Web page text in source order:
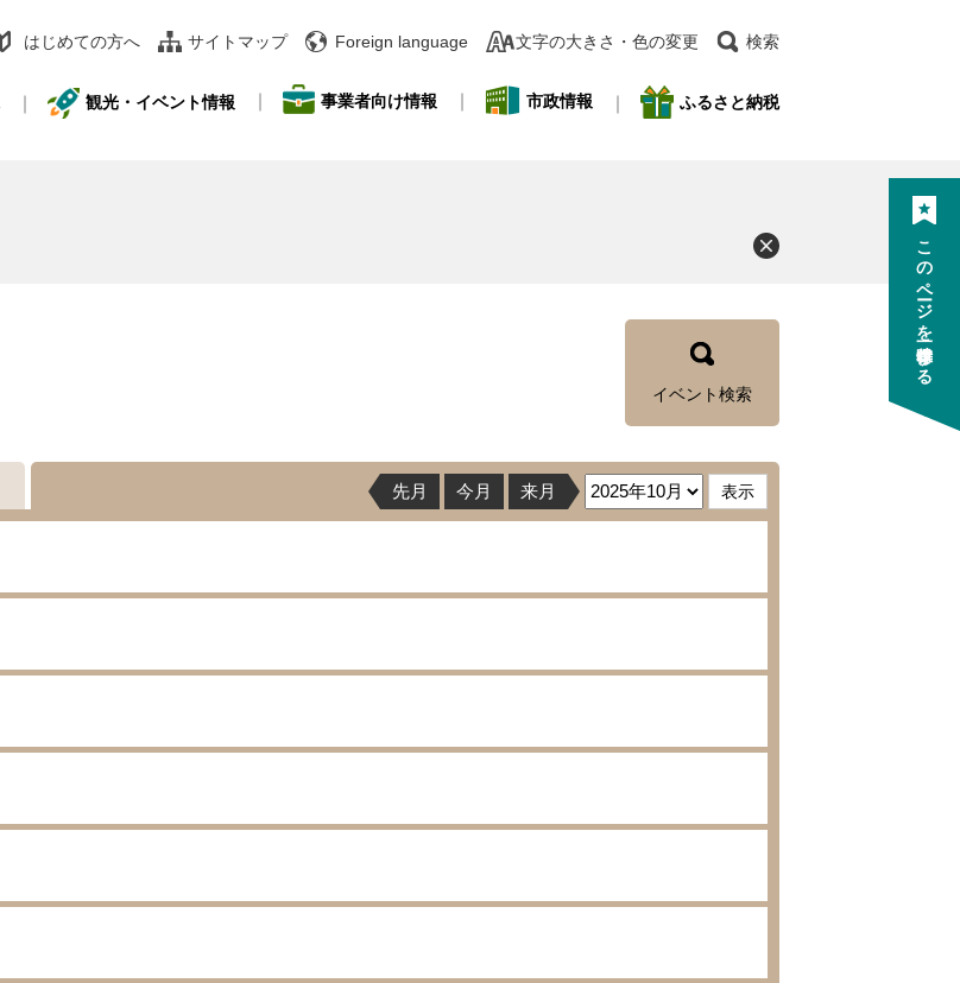
はじめての方へ サイトマップ Foreign language 文字の大きさ・色の変更 検索
観光・イベント情報 事業者向け情報 市政情報 ふるさと納税
イベント検索
先月 今月 来月
このページを一時保存する